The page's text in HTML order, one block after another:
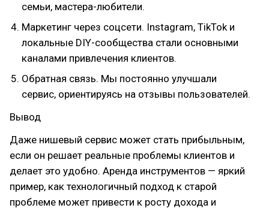
семьи, мастера-любители.
Маркетинг через соцсети. Instagram, TikTok и
локальные DIY-сообщества стали основными
каналами привлечения клиентов.
Обратная связь. Мы постоянно улучшали
сервис, ориентируясь на отзывы пользователей.
Вывод
Даже нишевый сервис может стать прибыльным,
если он решает реальные проблемы клиентов и
делает это удобно. Аренда инструментов — яркий
пример, как технологичный подход к старой
проблеме может привести к росту дохода и